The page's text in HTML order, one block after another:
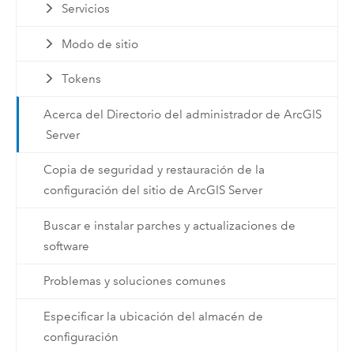
Servicios
Modo de sitio
Tokens
Acerca del Directorio del administrador de ArcGIS
Server
Copia de seguridad y restauración de la
configuración del sitio de ArcGIS Server
Buscar e instalar parches y actualizaciones de
software
Problemas y soluciones comunes
Especificar la ubicación del almacén de
configuración